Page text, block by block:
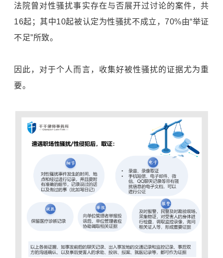
法院曾对性骚扰事实存在与否展开过讨论的案件，共
16起；其中10起被认定为性骚扰不成立，70%由“举证
不足”所致。
因此，对于个人而言，收集好被性骚扰的证据尤为重
要。